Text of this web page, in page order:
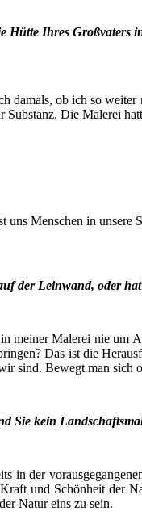
Hüt­te Ihres
damals, ob ich so
Sub­stanz. Die Male­rei
Men­schen in
der Lein­wand, oder
mei­ner Male­rei nie um
Das ist die
sind. Bewegt man sich
Sie kein
in der
und Schön­heit der
Natur eins zu sein.